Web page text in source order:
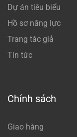
Dự án tiêu biểu
Hồ sơ năng lực
Trang tác giả
Tin tức
Chính sách
Giao hàng